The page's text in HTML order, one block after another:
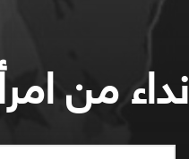
نداء من